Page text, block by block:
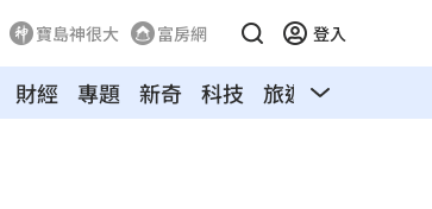
寶島神很大 富房網 登入
財經 專題 新奇 科技 旅遊 汽車